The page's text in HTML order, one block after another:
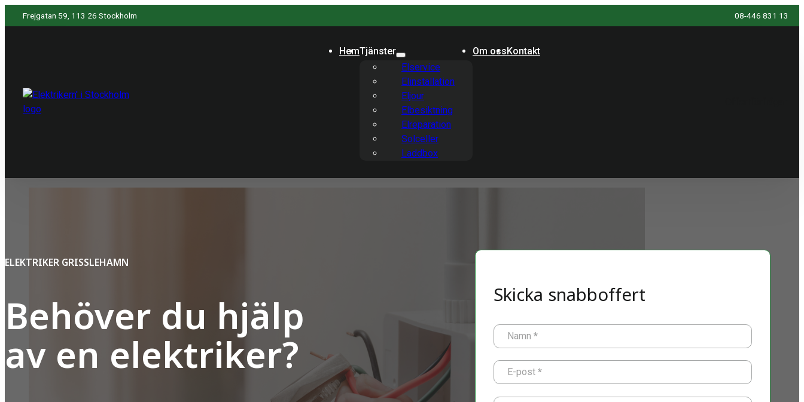
Frejgatan 59, 113 26 Stockholm 08-446 831 13
HemTjänster
Elservice
Elinstallation
Eljour
Elbesiktning
Elreparation
Solceller
Laddbox
Om ossKontakt
ELEKTRIKER GRISSLEHAMN
Behöver du hjälp
av en elektriker?
Skicka snabboffert
Namn *
E-post *